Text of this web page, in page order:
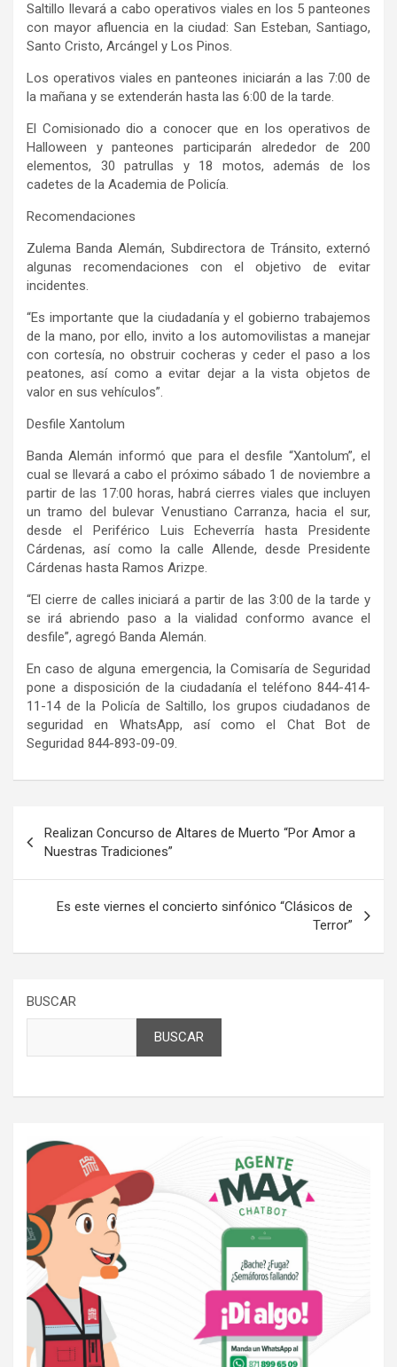
Saltillo llevará a cabo operativos viales en los 5 panteones
con mayor afluencia en la ciudad: San Esteban, Santiago,
Santo Cristo, Arcángel y Los Pinos.
Los operativos viales en panteones iniciarán a las 7:00 de
la mañana y se extenderán hasta las 6:00 de la tarde.
El Comisionado dio a conocer que en los operativos de
Halloween y panteones participarán alrededor de 200
elementos, 30 patrullas y 18 motos, además de los
cadetes de la Academia de Policía.
Recomendaciones
Zulema Banda Alemán, Subdirectora de Tránsito, externó
algunas recomendaciones con el objetivo de evitar
incidentes.
“Es importante que la ciudadanía y el gobierno trabajemos
de la mano, por ello, invito a los automovilistas a manejar
con cortesía, no obstruir cocheras y ceder el paso a los
peatones, así como a evitar dejar a la vista objetos de
valor en sus vehículos”.
Desfile Xantolum
Banda Alemán informó que para el desfile “Xantolum”, el
cual se llevará a cabo el próximo sábado 1 de noviembre a
partir de las 17:00 horas, habrá cierres viales que incluyen
un tramo del bulevar Venustiano Carranza, hacia el sur,
desde el Periférico Luis Echeverría hasta Presidente
Cárdenas, así como la calle Allende, desde Presidente
Cárdenas hasta Ramos Arizpe.
“El cierre de calles iniciará a partir de las 3:00 de la tarde y
se irá abriendo paso a la vialidad conformo avance el
desfile”, agregó Banda Alemán.
En caso de alguna emergencia, la Comisaría de Seguridad
pone a disposición de la ciudadanía el teléfono 844-414-
11-14 de la Policía de Saltillo, los grupos ciudadanos de
seguridad en WhatsApp, así como el Chat Bot de
Seguridad 844-893-09-09.
de
entradas
Realizan Concurso de Altares de Muerto “Por Amor a
Nuestras Tradiciones”
Es este viernes el concierto sinfónico “Clásicos de
Terror”
BUSCAR
BUSCAR